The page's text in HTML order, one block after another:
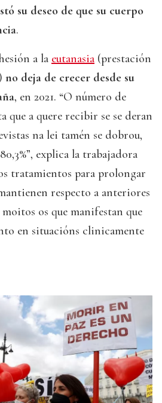
su deseo de que su cuerpo
.
a la eutanasia (prestación
no deja de crecer desde su
, en 2021. “O número de
que a quere recibir se se deran
na lei tamén se dobrou,
explica la trabajadora
tratamientos para prolongar
respecto a anteriores
moitos os que manifestan que
en situacións clinicamente